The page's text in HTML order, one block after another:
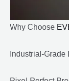
Why Choose
Industrial-